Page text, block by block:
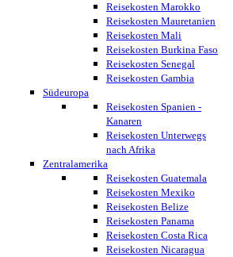
Reisekosten Marokko
Reisekosten Mauretanien
Reisekosten Mali
Reisekosten Burkina Faso
Reisekosten Senegal
Reisekosten Gambia
Südeuropa
Reisekosten Spanien -
Kanaren
Reisekosten Unterwegs
nach Afrika
Zentralamerika
Reisekosten Guatemala
Reisekosten Mexiko
Reisekosten Belize
Reisekosten Panama
Reisekosten Costa Rica
Reisekosten Nicaragua